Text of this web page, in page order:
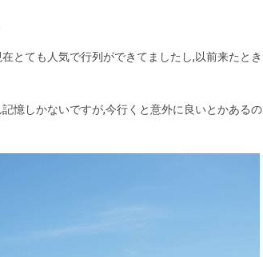
とても人気で行列ができてましたし,以前来たとき
憶しかないですが,今行くと意外に良いとかあるの